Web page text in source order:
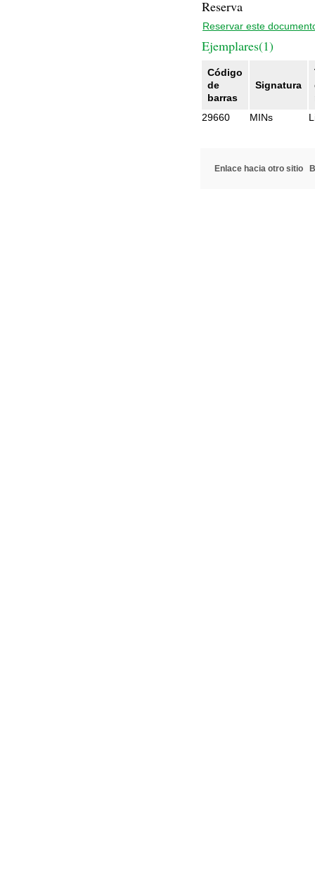
Reserva
Reservar este
Ejemplares(1)
Código
de
barras
Signatura
29660
MINs
Enlace hacia otro sitio